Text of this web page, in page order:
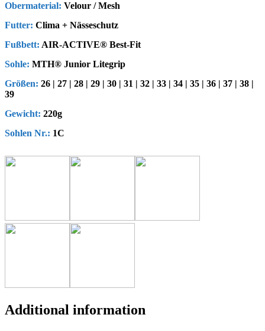
Obermaterial: Velour / Mesh
Futter: Clima + Nässeschutz
Fußbett: AIR-ACTIVE® Best-Fit
Sohle: MTH® Junior Litegrip
Größen: 26 | 27 | 28 | 29 | 30 | 31 | 32 | 33 | 34 | 35 | 36 | 37 | 38 |
39
Gewicht: 220g
Sohlen Nr.: 1C
Additional information